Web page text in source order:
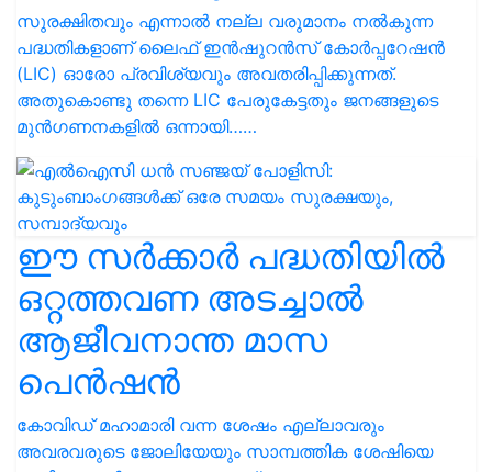
സുരക്ഷിതവും എന്നാൽ നല്ല വരുമാനം നൽകുന്ന
പദ്ധതികളാണ് ലൈഫ് ഇൻഷുറൻസ് കോർപ്പറേഷൻ
(LIC) ഓരോ പ്രവിശ്യവും അവതരിപ്പിക്കുന്നത്.
അതുകൊണ്ടു തന്നെ LIC പേരുകേട്ടതും ജനങ്ങളുടെ
മുൻഗണനകളിൽ ഒന്നായി……
ഈ സർക്കാർ പദ്ധതിയിൽ
ഒറ്റത്തവണ അടച്ചാൽ
ആജീവനാന്ത മാസ
പെന്‍ഷൻ
കോവിഡ് മഹാമാരി വന്ന ശേഷം എല്ലാവരും
അവരവരുടെ ജോലിയേയും സാമ്പത്തിക ശേഷിയെ